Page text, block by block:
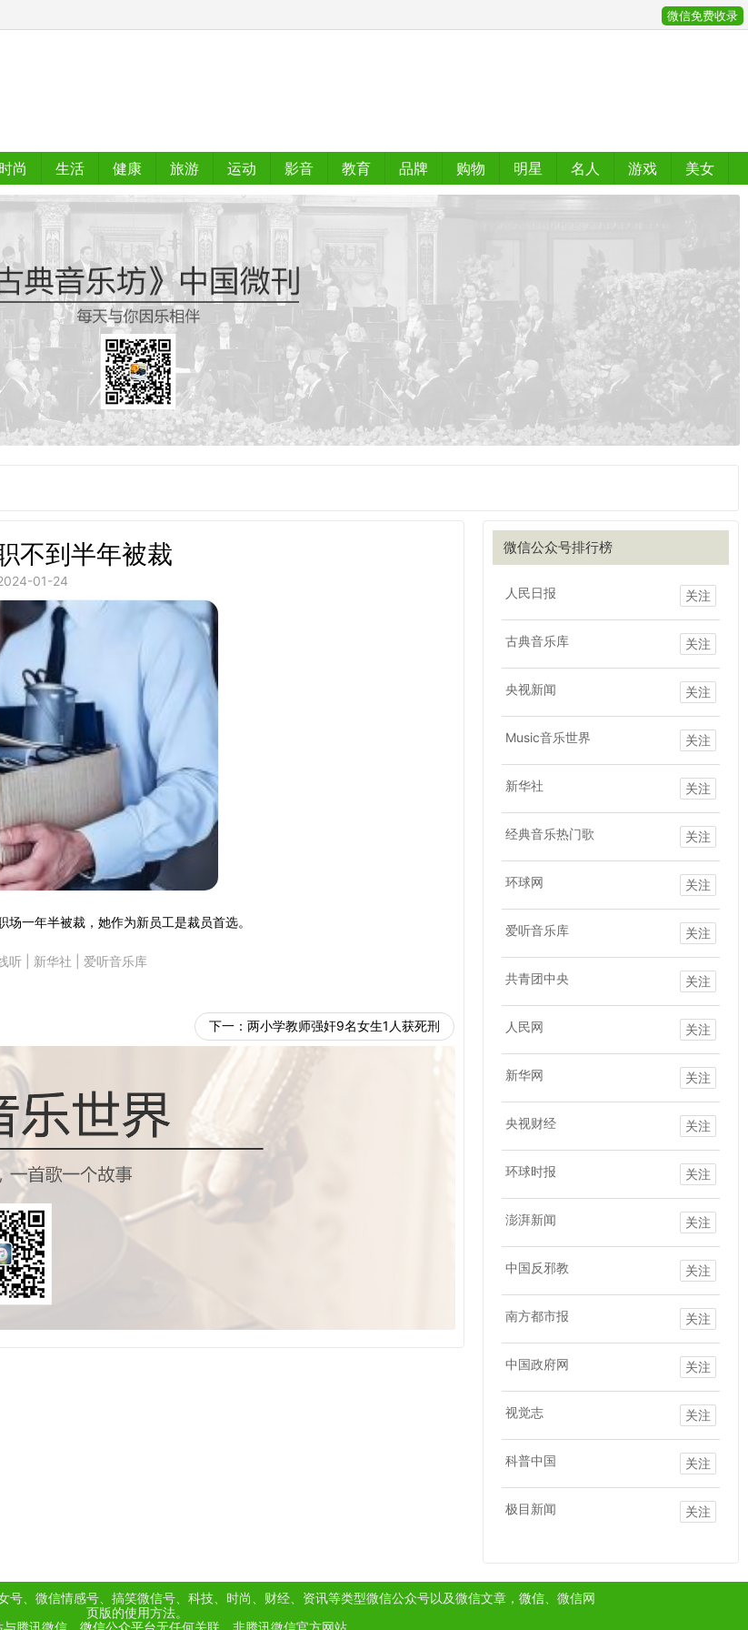
微信免费收录
时尚 生活 健康 旅游 运动 影音 教育 品牌 购物 明星 名人 游戏
美女
微信公众号排行榜
人民日报 关注
古典音乐库 关注
央视新闻 关注
Music音乐世界 关注
新华社 关注
经典音乐热门歌 关注
环球网 关注
爱听音乐库 关注
共青团中央 关注
人民网 关注
新华网 关注
央视财经 关注
环球时报 关注
澎湃新闻 关注
中国反邪教 关注
南方都市报 关注
中国政府网 关注
视觉志 关注
科普中国 关注
极目新闻 关注
不到半年被裁
01-24
一年半被裁，她作为新员工是裁员首选。
听 新华社 爱听音乐库
下一： 两小学教师强奸9名女生1人获死刑
号、微信情感号、搞笑微信号、科技、时尚、财经、资讯等类型微信公众号以及微信文章， 微信 、微信网
页版的使用方法。
腾讯微信、 微信公众平台无任何关联，非腾讯微信官方网站。